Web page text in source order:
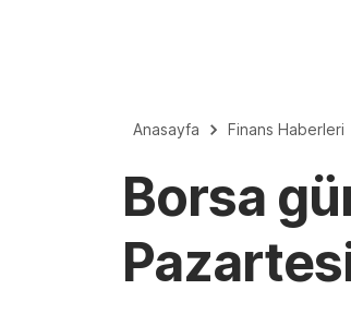
Anasayfa Finans Haberleri
Borsa